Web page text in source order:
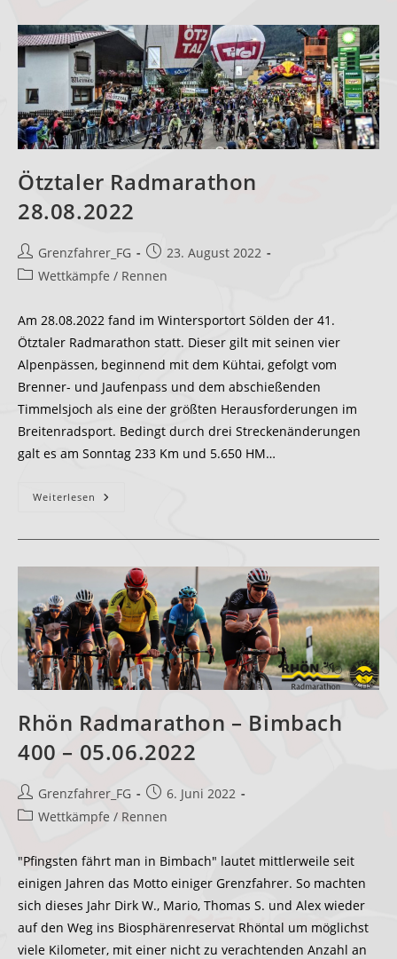
Ötztaler Radmarathon
28.08.2022
Beitrags-
Autor:
Grenzfahrer_FG
Beitrag
veröffentlicht:
23. August 2022
Beitrags-
Wettkämpfe / Rennen
Am 28.08.2022 fand im Wintersportort Sölden der 41.
Ötztaler Radmarathon statt. Dieser gilt mit seinen vier
Alpenpässen, beginnend mit dem Kühtai, gefolgt vom
Brenner- und Jaufenpass und dem abschießenden
Timmelsjoch als eine der größten Herausforderungen im
Breitenradsport. Bedingt durch drei Streckenänderungen
galt es am Sonntag 233 Km und 5.650 HM…
Weiterlesen Ötztaler
Rhön Radmarathon – Bimbach
400 – 05.06.2022
Beitrags-
Autor:
Grenzfahrer_FG
Beitrag
veröffentlicht:
6. Juni 2022
Beitrags-
Wettkämpfe / Rennen
"Pfingsten fährt man in Bimbach" lautet mittlerweile seit
einigen Jahren das Motto einiger Grenzfahrer. So machten
sich dieses Jahr Dirk W., Mario, Thomas S. und Alex wieder
auf den Weg ins Biosphärenreservat Rhöntal um möglichst
viele Kilometer, mit einer nicht zu verachtenden Anzahl an